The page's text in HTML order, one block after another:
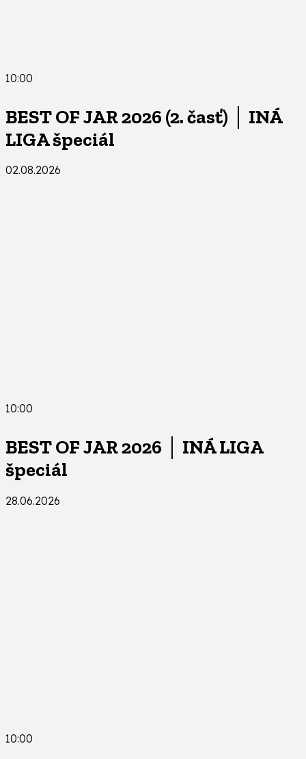
10:00
BEST OF JAR 2026 (2. časť) │ INÁ
LIGA špeciál
02.08.2026
10:00
BEST OF JAR 2026 │ INÁ LIGA
špeciál
28.06.2026
10:00